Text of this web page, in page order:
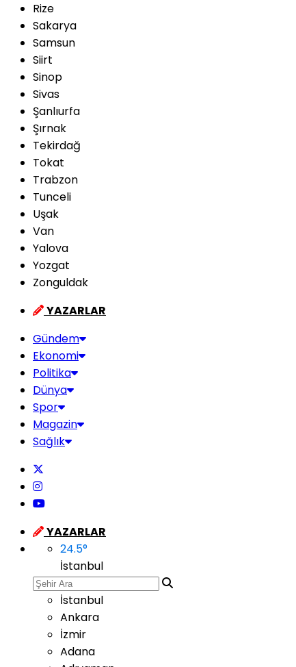
Rize
Sakarya
Samsun
Siirt
Sinop
Sivas
Şanlıurfa
Şırnak
Tekirdağ
Tokat
Trabzon
Tunceli
Uşak
Van
Yalova
Yozgat
Zonguldak
YAZARLAR
Gündem
Ekonomi
Politika
Dünya
Spor
Magazin
Sağlık
YAZARLAR
24.5°
İstanbul
İstanbul
Ankara
İzmir
Adana